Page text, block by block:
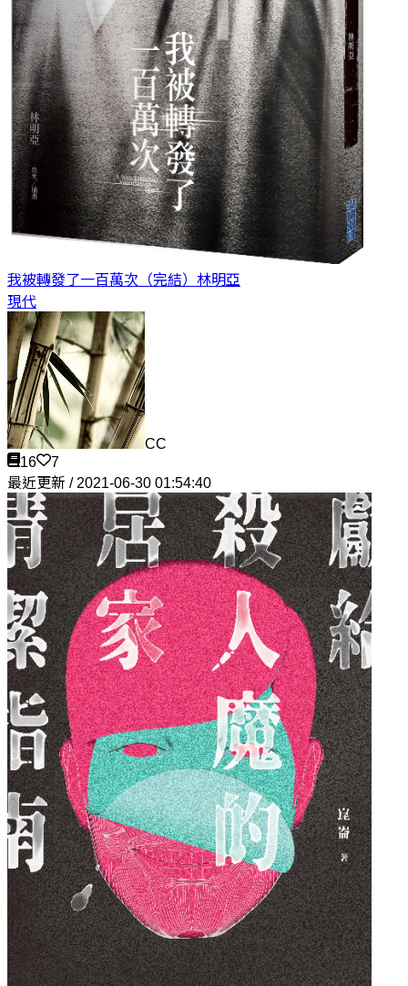
我被轉發了一百萬次（完結） 林明亞
現代
CC
16
7
最近更新 / 2021-06-30 01:54:40